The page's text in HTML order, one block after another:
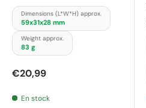
Dimensions (L*W*H) approx.
59x31x28 mm
Weight approx.
83 g
€20,99
En stock